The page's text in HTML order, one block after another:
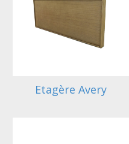
Etagère Avery